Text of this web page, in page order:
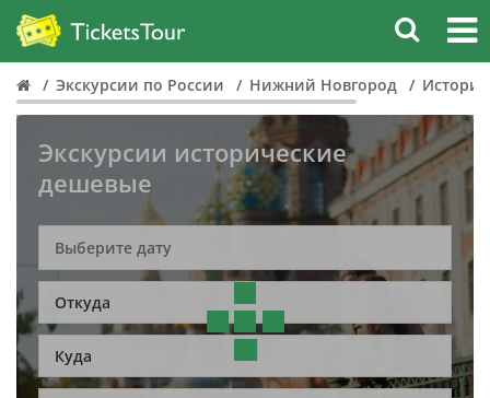
Экскурсии по России Нижний Новгород
Экскурсии исторические
дешевые
Откуда
Куда